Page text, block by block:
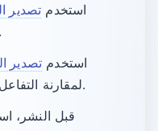
استخدم تصدير
الجدد والشركاء المحتملين.
استخدم تصدير
لمقارنة التفاعل عبر الدروس والمراجعات.
قبل النشر،